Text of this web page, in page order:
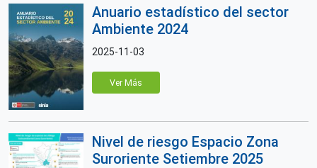
Anuario estadístico del sector
Ambiente 2024
2025-11-03
Ver Más
Nivel de riesgo Espacio Zona
Suroriente Setiembre 2025